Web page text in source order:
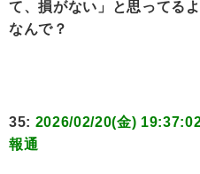
て、損がない」と思ってる
なんで？
35: 2026/02/20(金)
報通